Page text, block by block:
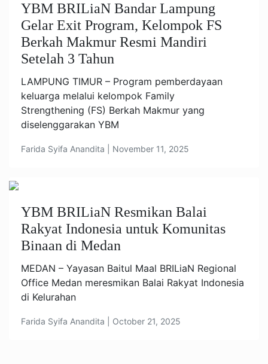
YBM BRILiaN Bandar Lampung
Gelar Exit Program, Kelompok FS
Berkah Makmur Resmi Mandiri
Setelah 3 Tahun
LAMPUNG TIMUR – Program pemberdayaan
keluarga melalui kelompok Family
Strengthening (FS) Berkah Makmur yang
diselenggarakan YBM
Farida Syifa Anandita | November 11, 2025
YBM BRILiaN Resmikan Balai
Rakyat Indonesia untuk Komunitas
Binaan di Medan
MEDAN – Yayasan Baitul Maal BRILiaN Regional
Office Medan meresmikan Balai Rakyat Indonesia
di Kelurahan
Farida Syifa Anandita | October 21, 2025